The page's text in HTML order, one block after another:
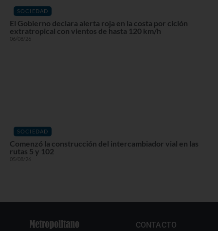
SOCIEDAD
El Gobierno declara alerta roja en la costa por ciclón
extratropical con vientos de hasta 120 km/h
06/08/26
SOCIEDAD
Comenzó la construcción del intercambiador vial en las
rutas 5 y 102
05/08/26
CONTACTO